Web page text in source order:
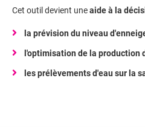
Cet outil devient uneaide à la
la prévision du niveau
l'optimisation de la production
les prélèvements d'eau sur la